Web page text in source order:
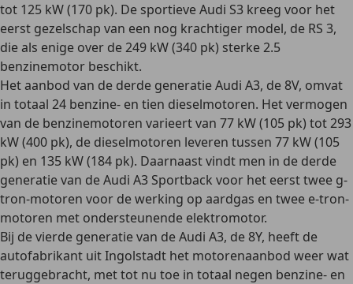
tot 125 kW (170 pk). De sportieve Audi S3 kreeg voor het
eerst gezelschap van een nog krachtiger model, de RS 3,
die als enige over de249 kW (340 pk) sterke 2.5
benzinemotor beschikt.
Het aanbod van de derde generatie Audi A3, de 8V, omvat
in totaal 24 benzine- en tien dieselmotoren. Het vermogen
van de benzinemotoren varieert van 77 kW (105 pk) tot 293
kW (400 pk), de dieselmotoren leveren tussen 77 kW (105
pk) en 135 kW (184 pk). Daarnaast vindt men in de derde
generatie van de Audi A3 Sportback voor het eerst twee g-
tron-motoren voor de werking op aardgas en twee e-tron-
motoren met ondersteunende elektromotor.
Bij de vierde generatie van de Audi A3, de 8Y, heeft de
autofabrikant uit Ingolstadt het motorenaanbod weer wat
teruggebracht, met tot nu toe in totaal negen benzine- en